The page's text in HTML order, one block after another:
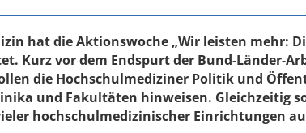
hat die Aktionswoche „Wir leisten mehr:
Kurz vor dem Endspurt der Bund-Länder-
die Hochschulmediziner Politik und
und Fakultäten hinweisen. Gleichzeitig
hochschulmedizinischer Einrichtungen